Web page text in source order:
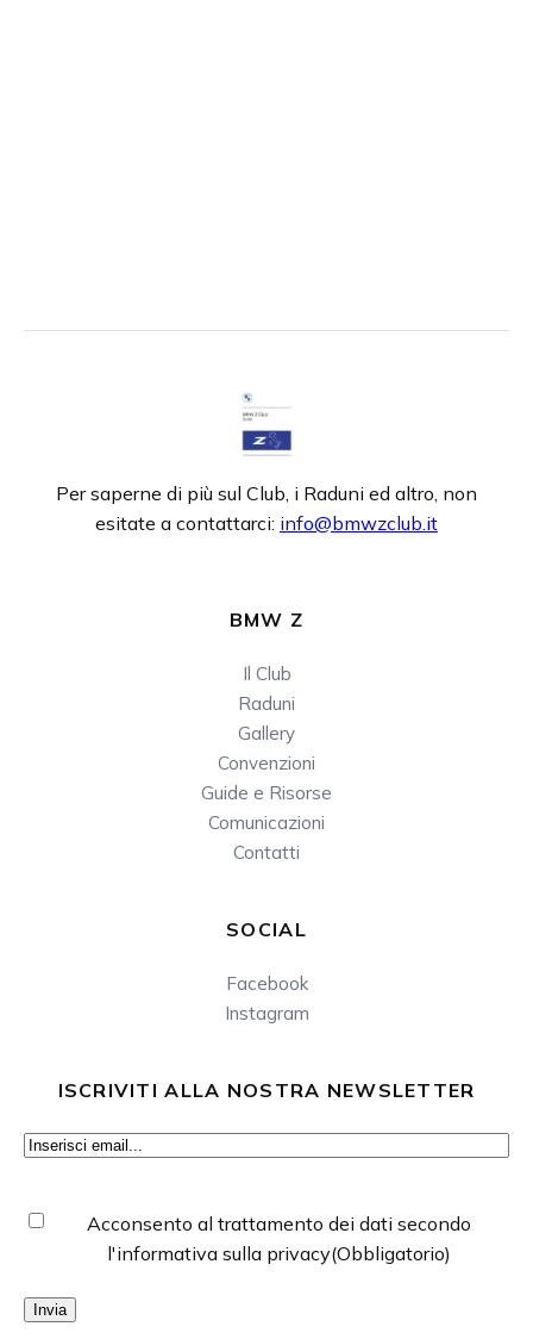
Per saperne di più sul Club, i Raduni ed altro, non
esitate a contattarci: info@bmwzclub.it
BMW Z
Il Club
Raduni
Gallery
Convenzioni
Guide e Risorse
Comunicazioni
Contatti
SOCIAL
Facebook
Instagram
ISCRIVITI ALLA NOSTRA NEWSLETTER
Consenso(Obbligatorio)
Acconsento al trattamento dei dati secondo
l'informativa sulla privacy(Obbligatorio)
Invia